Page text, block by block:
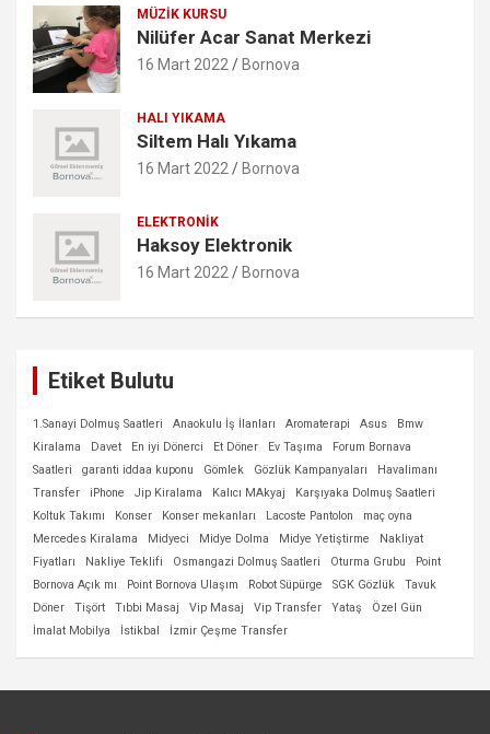
MÜZIK KURSU
Nilüfer Acar Sanat Merkezi
16 Mart 2022 Bornova
HALI YIKAMA
Siltem Halı Yıkama
16 Mart 2022 Bornova
ELEKTRONIK
Haksoy Elektronik
16 Mart 2022 Bornova
Etiket Bulutu
1.Sanayi Dolmuş Saatleri Anaokulu İş İlanları Aromaterapi Asus
Bmw
Kiralama
Davet En iyi Dönerci Et Döner Ev Taşıma
Forum Bornava
Saatleri
garanti iddaa kuponu Gömlek Gözlük Kampanyaları
Havalimanı
Transfer
iPhone Jip Kiralama Kalıcı MAkyaj
Karşıyaka Dolmuş Saatleri
Koltuk Takımı
Konser Konser mekanları Lacoste Pantolon
maç oyna
Mercedes Kiralama
Midyeci Midye Dolma Midye Yetiştirme
Nakliyat
Fiyatları
Nakliye Teklifi Osmangazi Dolmuş Saatleri Oturma Grubu
Point
Bornova Açık mı
Point Bornova Ulaşım Robot Süpürge SGK Gözlük
Tavuk
Döner
Tişört Tıbbi Masaj Vip Masaj Vip Transfer Yataş
Özel Gün
İmalat Mobilya
İstikbal İzmir Çeşme Transfer